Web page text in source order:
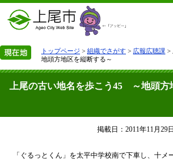
トップページ > 組織でさがす > 広報広聴課 >
地頭方地区を縦断する～
上尾の古い地名を歩こう45 ～地頭方
掲載日：2011年11月29
「ぐるっとくん」を太平中学校南で下車し、十メ